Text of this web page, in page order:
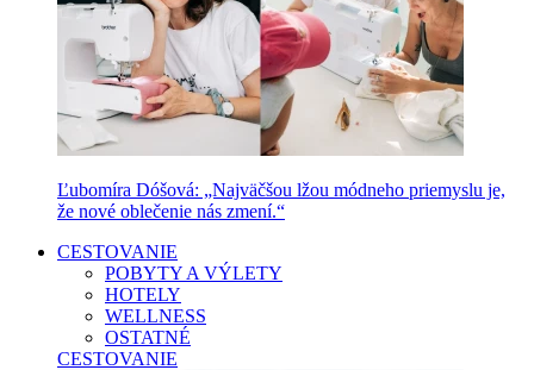
Ľubomíra Dóšová: „Najväčšou lžou módneho priemyslu je,
že nové oblečenie nás zmení.“
CESTOVANIE
POBYTY A VÝLETY
HOTELY
WELLNESS
OSTATNÉ
CESTOVANIE